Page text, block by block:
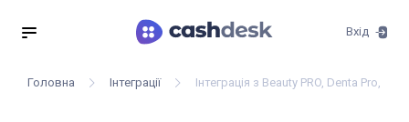
Вхід
Головна Інтеграції Інтеграція з Beauty PRO, Denta Pro,